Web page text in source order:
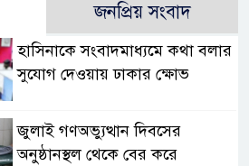
জনপ্রিয় সংবাদ
হাসিনাকে সংবাদমাধ্যমে কথা বলার
সুযোগ দেওয়ায় ঢাকার ক্ষোভ
জুলাই গণঅভ্যুত্থান দিবসের
অনুষ্ঠানস্থল থেকে বের করে